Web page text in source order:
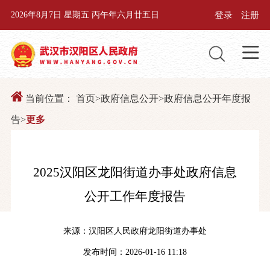
2026年8月7日 星期五 丙午年六月廿五日 登录 注册
当前位置： 首页>政府信息公开>政府信息公开年度报
告>更多
2025汉阳区龙阳街道办事处政府信息
公开工作年度报告
来源：汉阳区人民政府龙阳街道办事处
发布时间：2026-01-16 11:18